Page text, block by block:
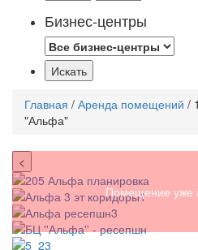
Бизнес-центры
Главная / Аренда помещений /
"Альфа"
Помещение уже
<